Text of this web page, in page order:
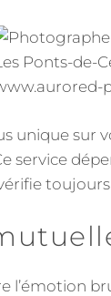
unique sur
service
l’émotion